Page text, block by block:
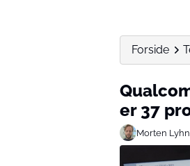
Forside
er 37
Morten